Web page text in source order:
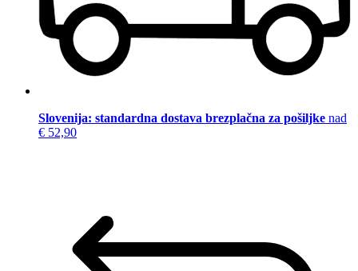
Slovenija: standardna dostava brezplačna za pošiljke nad
€ 52,90